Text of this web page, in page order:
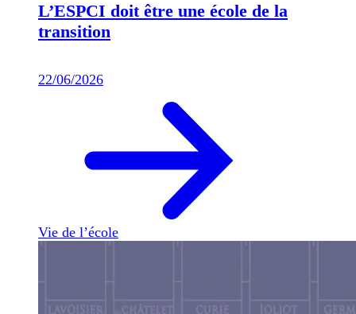
L’ESPCI doit être une école de la
transition
22/06/2026
Vie de l’école